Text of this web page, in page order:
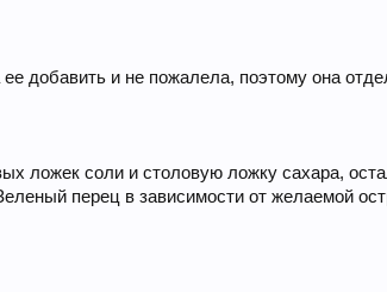
добавить и не пожалела, поэтому она
ложек соли и столовую ложку сахара,
перец в зависимости от желаемой